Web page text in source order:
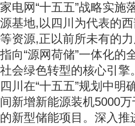
家电网“十五五”战略实
源基地,以四川为代表的
等资源,正以前所未有的
指向“源网荷储”一体化的
社会绿色转型的核心引擎。
四川在“十五五”规划中明
间新增新能源装机5000
的新型储能项目。深入推